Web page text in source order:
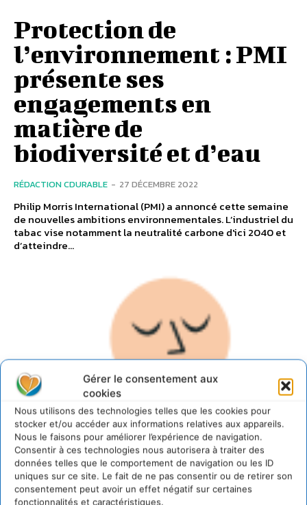
Gérer le consentement aux
cookies
Nous utilisons des technologies telles que les cookies pour
stocker et/ou accéder aux informations relatives aux appareils.
Nous le faisons pour améliorer l’expérience de navigation.
Consentir à ces technologies nous autorisera à traiter des
données telles que le comportement de navigation ou les ID
uniques sur ce site. Le fait de ne pas consentir ou de retirer son
consentement peut avoir un effet négatif sur certaines
fonctionnalités et caractéristiques.
Protection de
l’environnement : PMI
présente ses
engagements en
matière de
biodiversité et d’eau
RÉDACTION CDURABLE - 27 DÉCEMBRE 2022
Philip Morris International (PMI) a annoncé cette semaine
de nouvelles ambitions environnementales. L’industriel du
tabac vise notamment la neutralité carbone d'ici 2040 et
d’atteindre...
UNE AGENCE CDURABLE